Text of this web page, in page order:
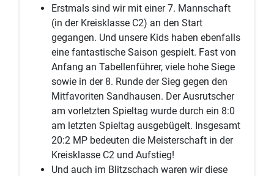
Erstmals sind wir mit einer 7. Mannschaft
(in der Kreisklasse C2) an den Start
gegangen. Und unsere Kids haben ebenfalls
eine fantastische Saison gespielt. Fast von
Anfang an Tabellenführer, viele hohe Siege
sowie in der 8. Runde der Sieg gegen den
Mitfavoriten Sandhausen. Der Ausrutscher
am vorletzten Spieltag wurde durch ein 8:0
am letzten Spieltag ausgebügelt. Insgesamt
20:2 MP bedeuten die Meisterschaft in der
Kreisklasse C2 und Aufstieg!
Und auch im Blitzschach waren wir diese